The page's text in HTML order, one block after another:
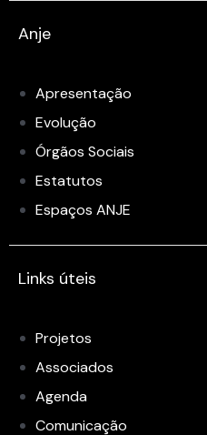
Anje
Apresentação
Evolução
Órgãos Sociais
Estatutos
Espaços ANJE
Links úteis
Projetos
Associados
Agenda
Comunicação